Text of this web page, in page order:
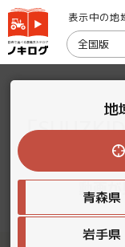
表示中の地
全国版
「
動画
地
青森県
岩手県